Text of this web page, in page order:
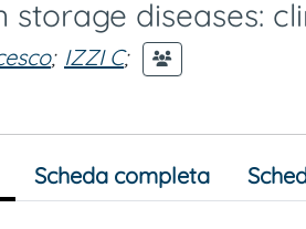
storage diseases:
; IZZI C;
Scheda completa